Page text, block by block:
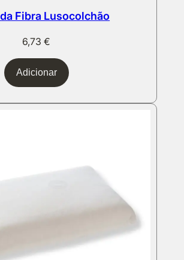
Fibra Lusocolchão
6,73€
Adicionar